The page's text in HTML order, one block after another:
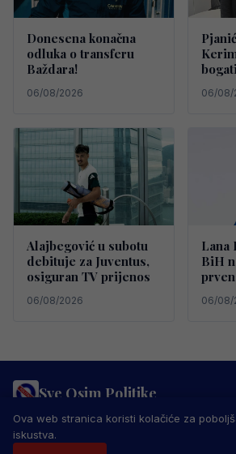
Donesena konačna
odluka o transferu
Baždara!
06/08/2026 06/08/
Alajbegović u subotu
debituje za Juventus,
osiguran TV prijenos
06/08/2026
Lana
BiH
06/08/
Sve Osim Politike
PRAVILA PRIVATNOSTIMARKETING
IMPRESSUM
© 2026 Sve Osim Politike. Sva prava zadržana.
Ova web stranica koristi kolačiće za
iskustva.